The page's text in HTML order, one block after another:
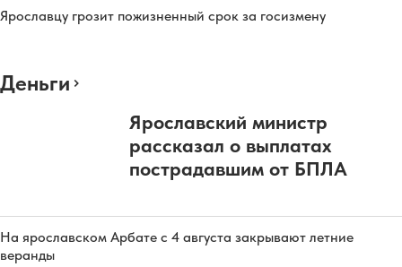
Ярославцу грозит пожизненный срок за госизмену
Деньги
Ярославский министр
рассказал о выплатах
пострадавшим от БПЛА
На ярославском Арбате с 4 августа закрывают летние
веранды